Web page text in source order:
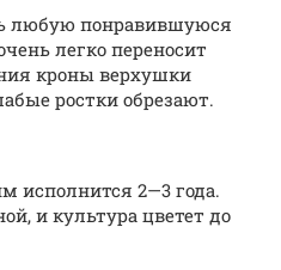
любую понравившуюся
легко переносит
кроны верхушки
ростки обрезают.
исполнится 2—3 года.
и культура цветет до